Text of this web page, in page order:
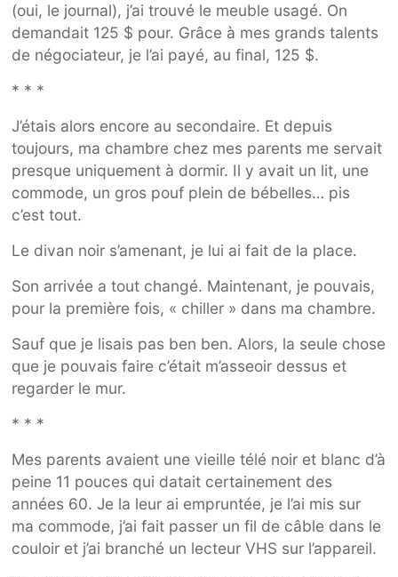
(oui, le journal), j’ai trouvé le meuble usagé. On
demandait 125 $ pour. Grâce à mes grands talents
de négociateur, je l’ai payé, au final, 125 $.
* * *
J’étais alors encore au secondaire. Et depuis
toujours, ma chambre chez mes parents me servait
presque uniquement à dormir. Il y avait un lit, une
commode, un gros pouf plein de bébelles… pis
c’est tout.
Le divan noir s’amenant, je lui ai fait de la place.
Son arrivée a tout changé. Maintenant, je pouvais,
pour la première fois, « chiller » dans ma chambre.
Sauf que je lisais pas ben ben. Alors, la seule chose
que je pouvais faire c’était m’asseoir dessus et
regarder le mur.
* * *
Mes parents avaient une vieille télé noir et blanc d’à
peine 11 pouces qui datait certainement des
années 60. Je la leur ai empruntée, je l’ai mis sur
ma commode, j’ai fait passer un fil de câble dans le
couloir et j’ai branché un lecteur VHS sur l’appareil.